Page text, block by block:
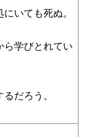
いても死ぬ。
学びとれてい
だろう。